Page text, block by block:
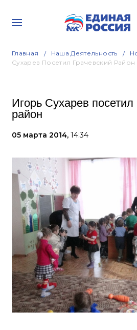
Главная Наша Деятельность
Сухарев Посетил Грачевский Район
Игорь Сухарев посетил
район
05 марта 2014, 14:34